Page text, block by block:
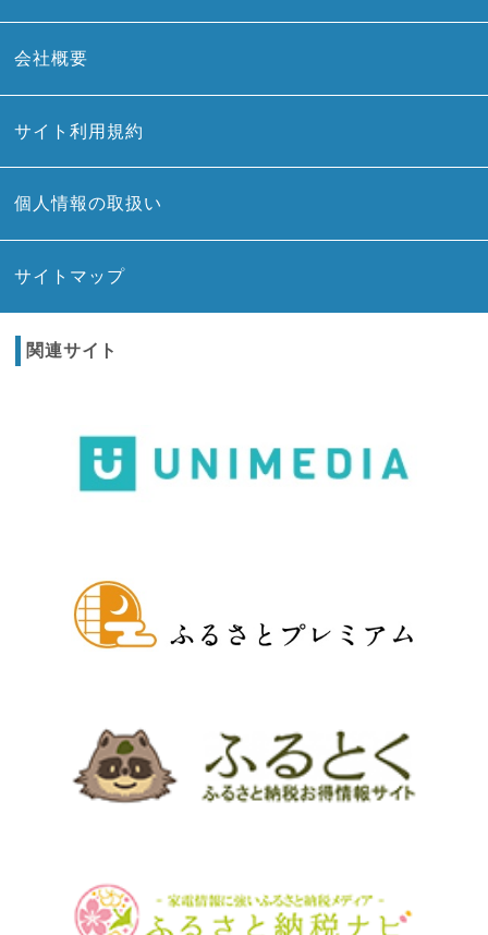
会社概要
サイト利用規約
個人情報の取扱い
サイトマップ
関連サイト